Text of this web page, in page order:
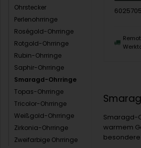
Ohrstecker
Perlenohrringe
Roségold-Ohrringe
Rotgold-Ohrringe
Rubin-Ohrringe
Saphir-Ohrringe
Smaragd-Ohrringe
Topas-Ohrringe
Tricolor-Ohrringe
Weißgold-Ohrringe
Zirkonia-Ohrringe
Zweifarbige Ohrringe
Smaragd-
warmem